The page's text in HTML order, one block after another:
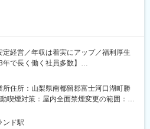
、新エネルギー分野の拡大など）のテ
事業拡大を予定しています。
ソニック・トヨタ・日産・ホンダ・スズ
富士通・パイオニア・富士フイルム・
三洋電機・TDK・東京大学・早稲田大
る業務
みに加えて年間休日125日とプライベー
環境です。
タッフが在籍しており、和やかな雰囲気
す。基本的に1拠点につき薬剤師1名の
多く、スタッフの満足度も高いです。
盤：
定経営／年収は着実にアップ／福利厚生
で長く働く社員多数】
日用品、産業機械など幅広い業界で使わ
営業としてご活躍いただきます。
所住所：山梨県南都留郡富士河口湖町勝
喫煙対策：屋内全面禁煙変更の範囲：会
ンド駅